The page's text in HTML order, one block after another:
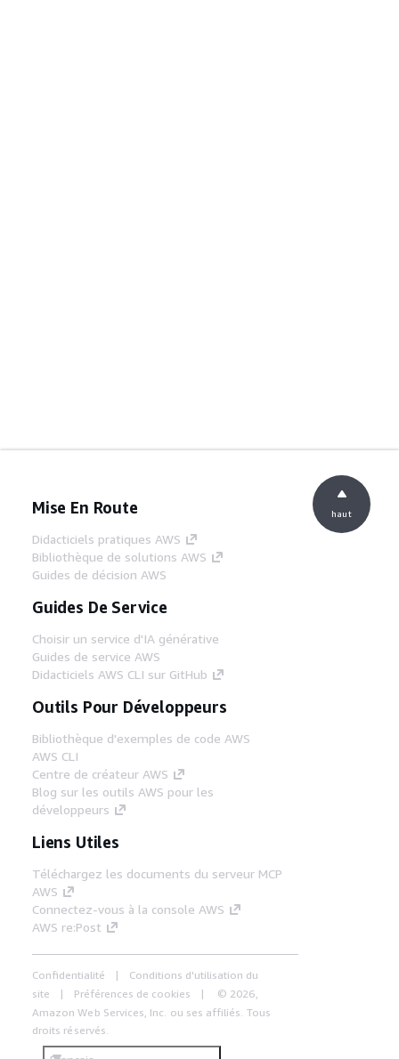
Mise En Route
Didacticiels pratiques AWS
Bibliothèque de solutions AWS
Guides de décision AWS
Guides De Service
Choisir un service d'IA générative
Guides de service AWS
Didacticiels AWS CLI sur GitHub
Outils Pour Développeurs
Bibliothèque d'exemples de code AWS
AWS CLI
Centre de créateur AWS
Blog sur les outils AWS pour les
développeurs
Liens Utiles
Téléchargez les documents du serveur MCP
AWS
Connectez-vous à la console AWS
AWS re:Post
Confidentialité
Conditions d'utilisation du
site
Préférences de cookies
© 2026,
Amazon Web Services, Inc. ou ses affiliés. Tous
droits réservés.
haut